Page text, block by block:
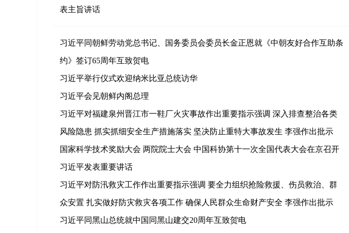
表主旨讲话
习近平同朝鲜劳动党总书记、国务委员会委员长金正恩就《中朝友好合作互助条
约》签订65周年互致贺电
习近平举行仪式欢迎纳米比亚总统访华
习近平会见朝鲜内阁总理
习近平对福建泉州晋江市一鞋厂火灾事故作出重要指示强调 深入排查整治各类
风险隐患 抓实抓细安全生产措施落实 坚决防止重特大事故发生 李强作出批示
国家科学技术奖励大会 两院院士大会 中国科协第十一次全国代表大会在京召开
习近平发表重要讲话
习近平对防汛救灾工作作出重要指示强调 要全力组织抢险救援、伤员救治、群
众安置 扎实做好防灾救灾各项工作 确保人民群众生命财产安全 李强作出批示
习近平同黑山总统就中国同黑山建交20周年互致贺电